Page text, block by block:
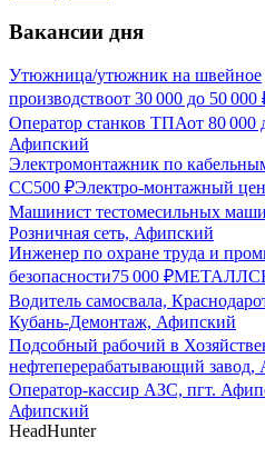
Вакансии дня
Утюжница/утюжник на швейное
производствоот 30 000 до 50 000
Оператор станков ТПАот 80 000
Афипский
Электромонтажник по
СС500 ₽Электро-монтажный
Машинист тестомесильных
Розничная сеть, Афипский
Инженер по охране труда и
безопасности75 000 ₽
Водитель самосвала, Краснодар
Кубань-Демонтаж, Афипский
Подсобный рабочий в
нефтеперерабатывающий завод,
Оператор-кассир АЗС, пгт.
Афипский
HeadHunter